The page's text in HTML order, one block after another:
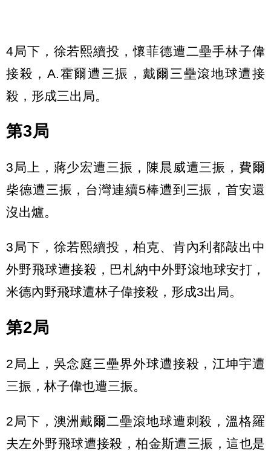
4局下，徐若熙續投，懷菲德遭二壘手林子偉
接殺，A.霍爾遭三振，戴爾三壘滾地球遭接
殺，形成三出局。
第3局
3局上，蔣少宏遭三振，陳晨威遭三振，費爾
柴德遭三振，台灣連續5棒遭到三振，首安還
沒出爐。
3局下，徐若熙續投，柏克、肯內利都敲出中
外野飛球遭接殺，巴札納中外野滾地球安打，
米德內野飛球遭林子偉接殺，形成3出局。
第2局
2局上，吳念庭三壘界外球遭接殺，江坤宇遭
三振，林子偉也遭三振。
2局下，澳洲戴爾二壘滾地球遭刺殺，溫格羅
夫左外野飛球遭接殺，柏金斯遭三振，這也是